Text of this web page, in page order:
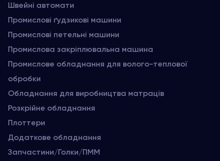
Швейні автомати
Промислові ґудзикові машини
Промислові петельні машини
Промислова закріплювальна машина
Промислове обладнання для волого-теплової
обробки
Обладнання для виробництва матраців
Розкрійне обладнання
Плоттери
Додаткове обладнання
Запчастини/Голки/ПММ